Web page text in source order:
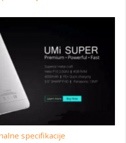
specifikacije